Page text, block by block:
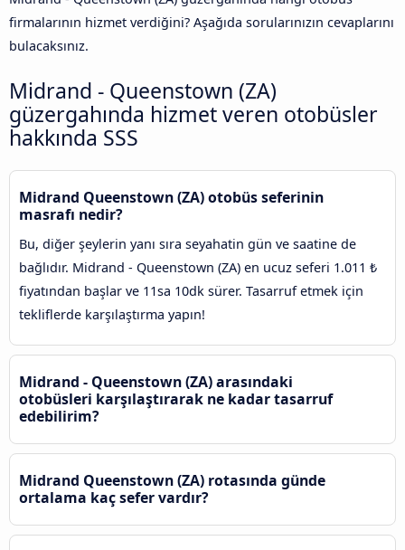
firmalarının hizmet verdiğini? Aşağıda sorularınızın cevaplarını
bulacaksınız.
Midrand - Queenstown (ZA)
güzergahında hizmet veren otobüsler
hakkında SSS
Midrand Queenstown (ZA) otobüs seferinin
masrafı nedir?
Bu, diğer şeylerin yanı sıra seyahatin gün ve saatine de
bağlıdır. Midrand - Queenstown (ZA) en ucuz seferi 1.011 ₺
fiyatından başlar ve 11sa 10dk sürer. Tasarruf etmek için
tekliflerde karşılaştırma yapın!
Midrand - Queenstown (ZA) arasındaki
otobüsleri karşılaştırarak ne kadar tasarruf
edebilirim?
Midrand Queenstown (ZA) rotasında günde
ortalama kaç sefer vardır?